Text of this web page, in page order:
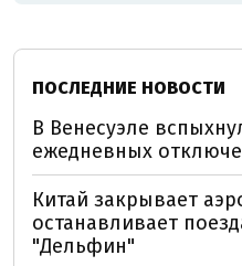
ПОСЛЕДНИЕ НОВОСТИ
В Венесуэле
ежедневных
Китай закрывает
останавливает
"Дельфин"